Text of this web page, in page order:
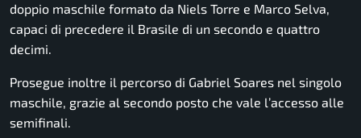
doppio maschile formato da Niels Torre e Marco Selva,
capaci di precedere il Brasile di un secondo e quattro
decimi.
Prosegue inoltre il percorso di Gabriel Soares nel singolo
maschile, grazie al secondo posto che vale l’accesso alle
semifinali.